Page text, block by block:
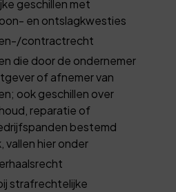
geschillen met
en ontslagkwesties
contractrecht
die door de ondernemer
of afnemer van
ook geschillen over
reparatie of
bestemd
vallen hier onder
strafrechtelijke